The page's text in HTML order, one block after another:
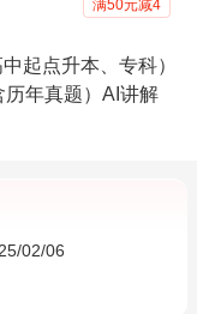
满50元减4
起点升本、专科）
历年真题）AI讲解
02/06